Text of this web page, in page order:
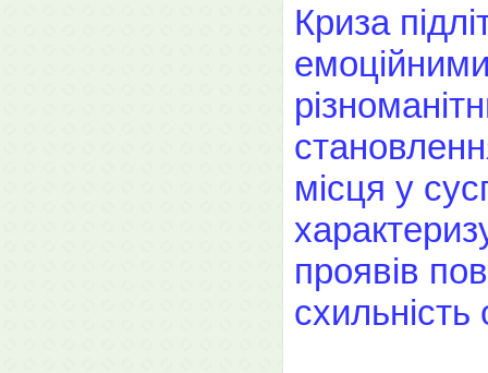
Криза
місця у
проявів
схильність